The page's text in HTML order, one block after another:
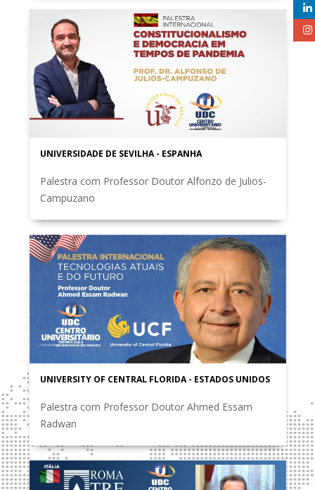
UNIVERSIDADE DE SEVILHA - ESPANHA
Palestra com Professor Doutor Alfonzo de Julios-
Campuzano
UNIVERSITY OF CENTRAL FLORIDA - ESTADOS UNIDOS
Palestra com Professor Doutor Ahmed Essam
Radwan